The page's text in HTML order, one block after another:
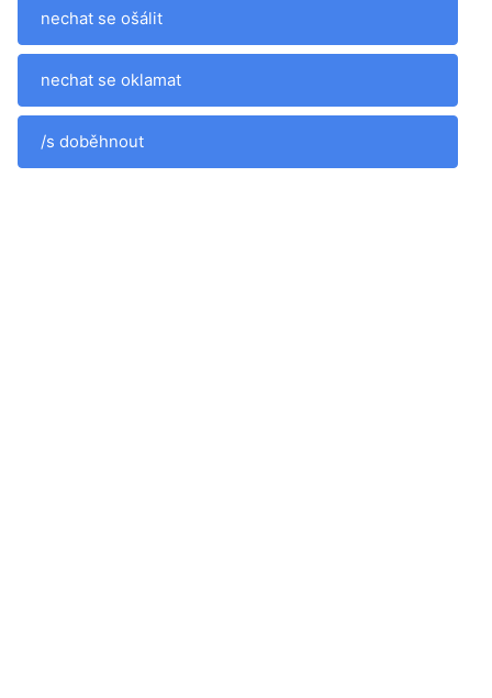
nechat se ošálit
nechat se oklamat
/s doběhnout